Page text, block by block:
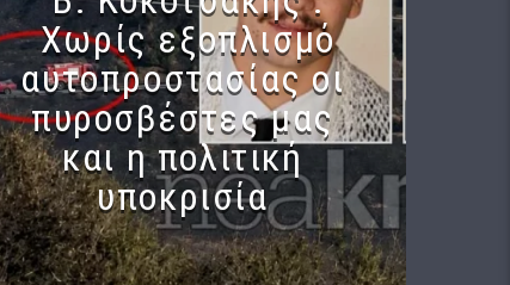
Χωρίς εξοπλισμό
αυτοπροστασίας οι
πυροσβέστες μας
και η πολιτική
υποκρισία